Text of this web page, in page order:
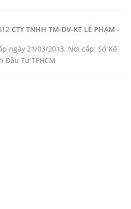
CTY TNHH TM-DV-KT LÊ PHẠM -
ngày 21/03/2013. Nơi cấp: Sở Kế
Đầu Tư TPHCM